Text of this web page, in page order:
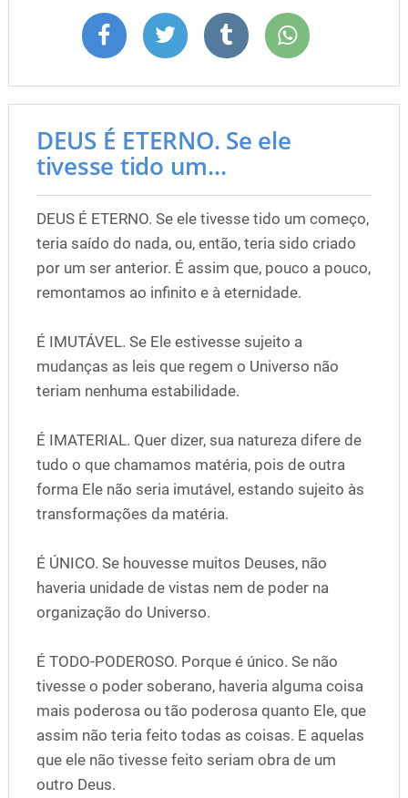
DEUS É ETERNO. Se ele
tivesse tido um...
DEUS É ETERNO. Se ele tivesse tido um começo,
teria saído do nada, ou, então, teria sido criado
por um ser anterior. É assim que, pouco a pouco,
remontamos ao infinito e à eternidade.
É IMUTÁVEL. Se Ele estivesse sujeito a
mudanças as leis que regem o Universo não
teriam nenhuma estabilidade.
É IMATERIAL. Quer dizer, sua natureza difere de
tudo o que chamamos matéria, pois de outra
forma Ele não seria imutável, estando sujeito às
transformações da matéria.
É ÚNICO. Se houvesse muitos Deuses, não
haveria unidade de vistas nem de poder na
organização do Universo.
É TODO-PODEROSO. Porque é único. Se não
tivesse o poder soberano, haveria alguma coisa
mais poderosa ou tão poderosa quanto Ele, que
assim não teria feito todas as coisas. E aquelas
que ele não tivesse feito seriam obra de um
outro Deus.